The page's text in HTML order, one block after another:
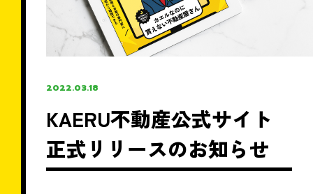
よくある質問
採用情報
＼ 来店せずに相談可能 ／
無料・オンライン相談予約
2022.03.18
KAERU不動産公式サイト
正式リリースのお知らせ